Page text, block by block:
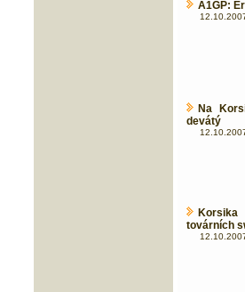
A1GP:
Na
devátý
továrních